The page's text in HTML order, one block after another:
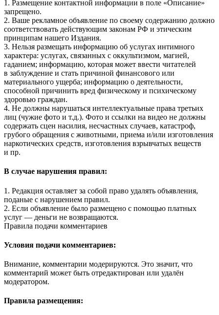
1. Размещение контактной информации в поле «Описание»
запрещено.
2. Ваше рекламное объявление по своему содержанию должно
соответствовать действующим законам РФ и этическим
принципам нашего Издания.
3. Нельзя размещать информацию об услугах интимного
характера: услугах, связанных с оккультизмом, магией,
гаданием; информацию, которая может ввести читателей
в заблуждение и стать причиной финансового или
материального ущерба; информацию о деятельности,
способной причинить вред физическому и психическому
здоровью граждан.
4. Не должны нарушаться интеллектуальные права третьих
лиц (чужие фото и т.д.). Фото и ссылки на видео не должны
содержать сцен насилия, несчастных случаев, катастроф,
грубого обращения с животными, приема и/или изготовления
наркотических средств, изготовления взрывчатых веществ
и пр.
В случае нарушения правил:
1. Редакция оставляет за собой право удалять объявления,
поданые с нарушением правил.
2. Если объявление было размещено с помощью платных
услуг — деньги не возвращаются.
Правила подачи комментариев
Условия подачи комментариев:
Внимание, комментарии модерируются. Это значит, что
комментарий может быть отредактирован или удалён
модератором.
Правила размещения: